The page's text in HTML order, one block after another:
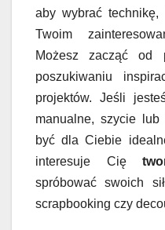
aby wybrać technikę,
Twoim
Możesz zacząć od
poszukiwaniu
projektów. Jeśli
manualne, szycie
być dla Ciebie
interesuje Cię
spróbować swoich
scrapbooking czy